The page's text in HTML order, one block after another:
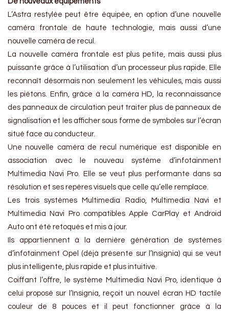
L’Astra restylée peut être équipée, en option d’une nouvelle
caméra frontale de haute technologie, mais aussi d’une
nouvelle caméra de recul.
La nouvelle caméra frontale est plus petite, mais aussi plus
puissante grâce à l’utilisation d’un processeur plus rapide. Elle
reconnaît désormais non seulement les véhicules, mais aussi
les piétons. Enfin, grâce à la caméra HD, la reconnaissance
des panneaux de circulation peut traiter plus de panneaux de
signalisation et les afficher sous forme de symboles sur l’écran
situé face au conducteur.
Une nouvelle caméra de recul numérique est disponible en
association avec le nouveau système d’infotainment
Multimedia Navi Pro. Elle se veut plus performante dans sa
résolution et ses repères visuels que celle qu’elle remplace.
Les trois systèmes Multimedia Radio, Multimedia Navi et
Multimedia Navi Pro compatibles Apple CarPlay et Android
Auto ont été retoqués et mis à jour.
Ils appartiennent à la dernière génération de systèmes
d’infotainment Opel (déjà présente sur l’Insignia) qui se veut
plus intelligente, plus rapide et plus intuitive.
Coiffant l’offre, le système Multimedia Navi Pro, identique à
celui proposé sur l’Insignia, reçoit un nouvel écran HD tactile
couleur de 8 pouces et il peut fonctionner grâce à la